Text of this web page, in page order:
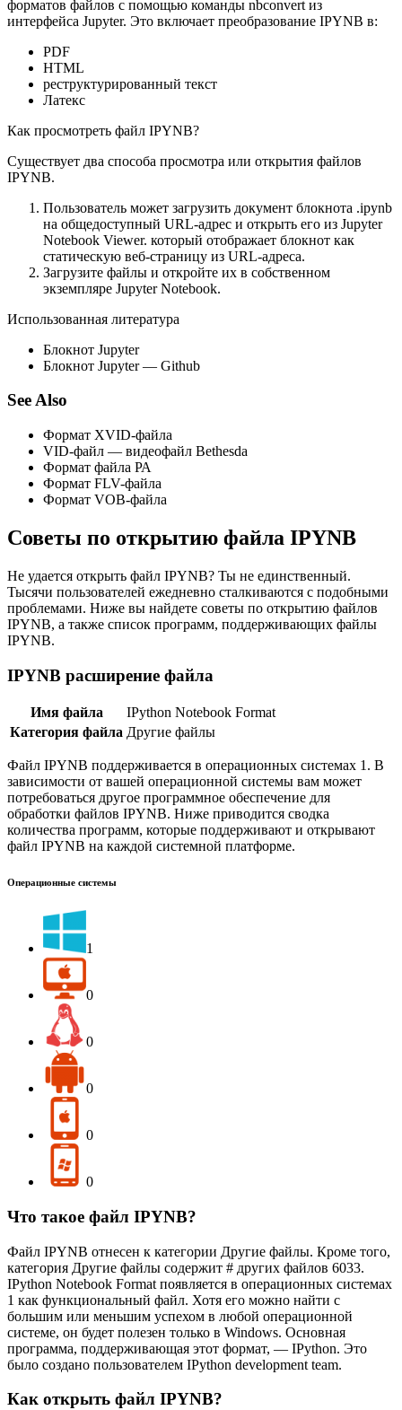
форматов файлов с помощью команды nbconvert из
интерфейса Jupyter. Это включает преобразование IPYNB в:
PDF
HTML
реструктурированный текст
Латекс
Как просмотреть файл IPYNB?
Существует два способа просмотра или открытия файлов
IPYNB.
Пользователь может загрузить документ блокнота .ipynb
на общедоступный URL-адрес и открыть его из Jupyter
Notebook Viewer. который отображает блокнот как
статическую веб-страницу из URL-адреса.
Загрузите файлы и откройте их в собственном
экземпляре Jupyter Notebook.
Использованная литература
Блокнот Jupyter
Блокнот Jupyter — Github
See Also
Формат XVID-файла
VID-файл — видеофайл Bethesda
Формат файла РА
Формат FLV-файла
Формат VOB-файла
Советы по открытию файла IPYNB
Не удается открыть файл IPYNB? Ты не единственный.
Тысячи пользователей ежедневно сталкиваются с подобными
проблемами. Ниже вы найдете советы по открытию файлов
IPYNB, а также список программ, поддерживающих файлы
IPYNB.
IPYNB расширение файла
Имя файла
IPython Notebook Format
Категория файла Другие файлы
Файл IPYNB поддерживается в операционных системах 1. В
зависимости от вашей операционной системы вам может
потребоваться другое программное обеспечение для
обработки файлов IPYNB. Ниже приводится сводка
количества программ, которые поддерживают и открывают
файл IPYNB на каждой системной платформе.
Операционные системы
1
0
0
0
0
0
Что такое файл IPYNB?
Файл IPYNB отнесен к категории Другие файлы. Кроме того,
категория Другие файлы содержит # других файлов 6033.
IPython Notebook Format появляется в операционных системах
1 как функциональный файл. Хотя его можно найти с
большим или меньшим успехом в любой операционной
системе, он будет полезен только в Windows. Основная
программа, поддерживающая этот формат, — IPython. Это
было создано пользователем IPython development team.
Как открыть файл IPYNB?